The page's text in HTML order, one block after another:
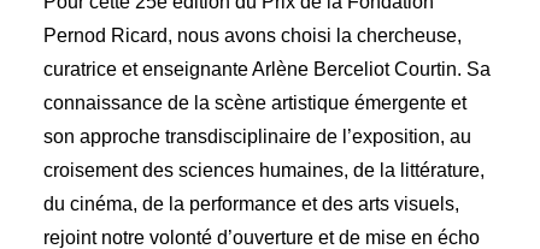
Pernod Ricard, nous avons choisi la chercheuse,
curatrice et enseignante Arlène Berceliot Courtin. Sa
connaissance de la scène artistique émergente et
son approche transdisciplinaire de l’exposition, au
croisement des sciences humaines, de la littérature,
du cinéma, de la performance et des arts visuels,
rejoint notre volonté d’ouverture et de mise en écho